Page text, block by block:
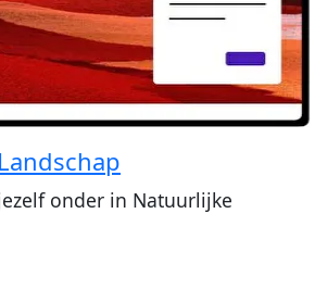
onder in Natuurlijke